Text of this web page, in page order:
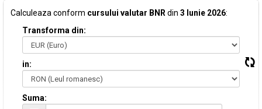
Calculeaza conform cursului valutar BNR din 3 Iunie 2026:
Transforma din:
in:
Suma: